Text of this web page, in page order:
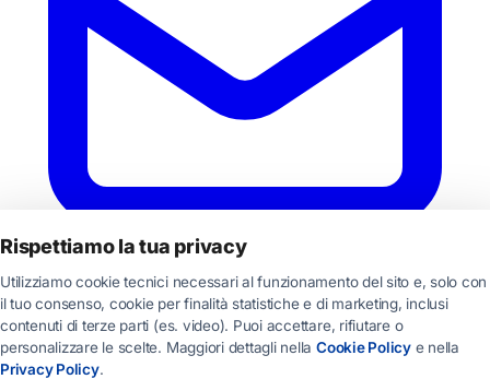
Rispettiamo la tua privacy
Utilizziamo cookie tecnici necessari al funzionamento del sito e, solo con
il tuo consenso, cookie per finalità statistiche e di marketing, inclusi
contenuti di terze parti (es. video). Puoi accettare, rifiutare o
personalizzare le scelte. Maggiori dettagli nella Cookie Policye nella
Privacy Policy.